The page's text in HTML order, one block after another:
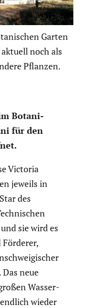
Garten
noch als
Pflanzen.
im Botani­
für den
Victoria
jeweils in
des
sie wird es
Das neue
Wasser­
wieder